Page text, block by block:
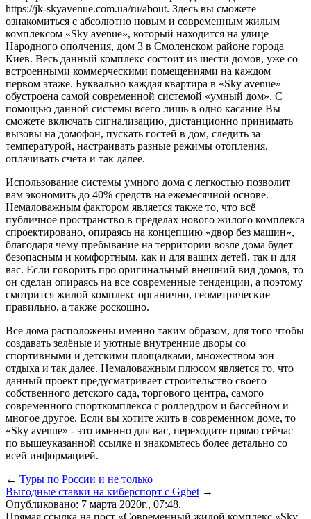
https://jk-skyavenue.com.ua/ru/about. Здесь вы сможете
ознакомиться с абсолютно новым и современным жилым
комплексом «Sky avenue», который находится на улице
Народного ополчения, дом 3 в Смоленском районе города
Киев. Весь данный комплекс состоит из шести домов, уже со
встроенными коммерческими помещениями на каждом
первом этаже. Буквально каждая квартира в «Sky avenue»
обустроена самой современной системой «умный дом». С
помощью данной системы всего лишь в одно касание Вы
сможете включать сигнализацию, дистанционно принимать
вызовы на домофон, пускать гостей в дом, следить за
температурой, настраивать разные режимы отопления,
оплачивать счета и так далее.
Использование системы умного дома с легкостью позволит
вам экономить до 40% средств на ежемесячной основе.
Немаловажным фактором является также то, что всё
публичное пространство в пределах нового жилого комплекса
спроектировано, опираясь на концепцию «двор без машин»,
благодаря чему пребывание на территории возле дома будет
безопасным и комфортным, как и для ваших детей, так и для
вас. Если говорить про оригинальный внешний вид домов, то
он сделан опираясь на все современные тенденции, а поэтому
смотрится жилой комплекс органично, геометрические
правильно, а также роскошно.
Все дома расположены именно таким образом, для того чтобы
создавать зелёные и уютные внутренние дворы со
спортивными и детскими площадками, множеством зон
отдыха и так далее. Немаловажным плюсом является то, что
данный проект предусматривает строительство своего
собственного детского сада, торгового центра, самого
современного спорткомплекса с роллердром и бассейном и
многое другое. Если вы хотите жить в современном доме, то
«Sky avenue» - это именно для вас, переходите прямо сейчас
по вышеуказанной ссылке и знакомьтесь более детально со
всей информацией.
← Туры по России и не только
Выгодные ставки на киберспорт с Ggbet →
Опубликовано: 7 марта 2020г., 07:48.
Прямая ссылка на пост «Современный жилой комплекс «Sky